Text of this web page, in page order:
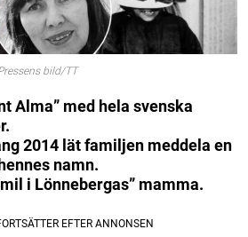
bild/TT
Alma” med hela svenska
2014 lät familjen meddela en
namn.
i Lönnebergas” mamma.